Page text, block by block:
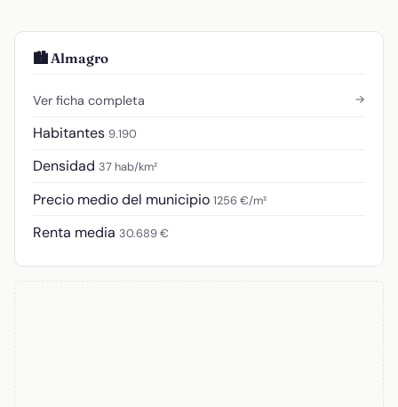
🏙️ Almagro
Ver ficha completa →
Habitantes 9.190
Densidad 37 hab/km²
Precio medio del municipio 1256 €/m²
Renta media 30.689 €